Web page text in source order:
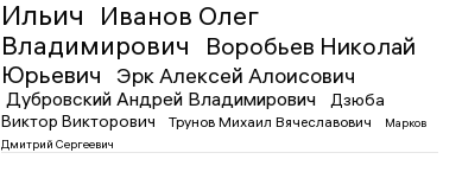
Ильич
Иванов Олег
Владимирович
Воробьев Николай
Юрьевич
Эрк Алексей Алоисович
Дубровский Андрей Владимирович
Дзюба
Виктор Викторович
Трунов Михаил Вячеславович
Марков
Дмитрий Сергеевич